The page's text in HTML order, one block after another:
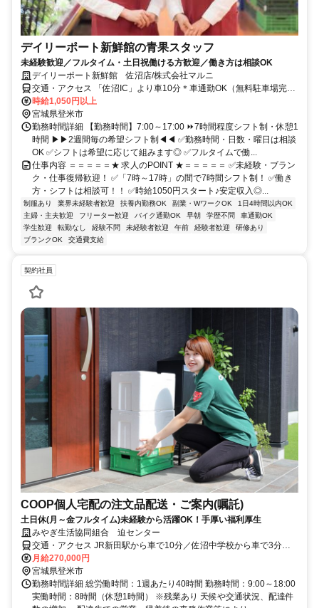
デイリーポート新鮮館の青果スタッフ
未経験歓迎／フルタイム・土日祝働ける方歓迎／働き方は相談OK
デイリーポート新鮮館 佐沼店/株式会社マルニ
交通・アクセス 「佐沼IC」より車10分＊車通勤OK（無料駐車場完
備）
時給1,050円以上
宮城県登米市
勤務時間詳細 【勤務時間】7:00～17:00 ⏩7時間程度シフト制・休憩1
時間 ▶▶2週間毎の希望シフト制◀◀ ✅勤務時間・日数・曜日は相談
OK ✅シフトは希望に応じて組みます◎ ✅フルタイムで働...
仕事内容 ＝＝＝＝＝★ 求人のPOINT ★＝＝＝＝＝ ✅未経験・ブラン
ク・仕事復帰歓迎！ ✅「7時～17時」の間で7時間シフト制！ ✅働き
方・シフトは相談可！！ ✅時給1050円スタート♪安定収入◎...
制服あり 業界未経験者歓迎 扶養内勤務OK 副業・WワークOK
1日4時間以内OK
主婦・主夫歓迎
フリーター歓迎 バイク通勤OK 早朝 学歴不問
車通勤OK
学生歓迎
転勤なし 経験不問 未経験者歓迎 午前 経験者歓迎
研修あり
ブランクOK
交通費支給
契約社員
COOP個人宅配の注文品配送・ご案内(嘱託)
土日休(月～金フルタイム)未経験から活躍OK！手厚い福利厚生
みやぎ生活協同組合 迫センター
交通・アクセス JR新田駅から車で10分／佐沼中学校から車で3分／
車通勤可（無料駐車場あり）
月給270,000円
宮城県登米市
勤務時間詳細 総労働時間：1週あたり40時間 勤務時間：9:00～18:00
実働時間：8時間（休憩1時間） ※残業あり 天候や交通状況、配達件